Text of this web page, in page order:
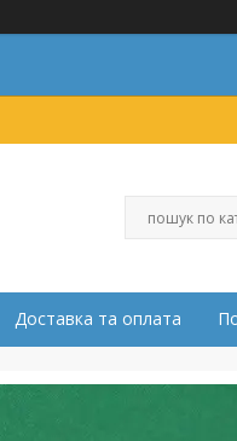
Доставка та оплата